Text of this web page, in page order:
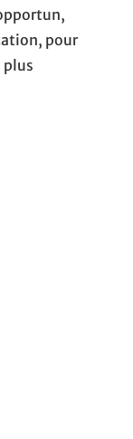
pour
plus